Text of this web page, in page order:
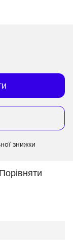
знижки
Порівняти